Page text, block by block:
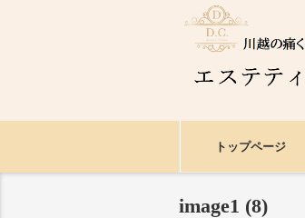
トップページ
image1 (8)